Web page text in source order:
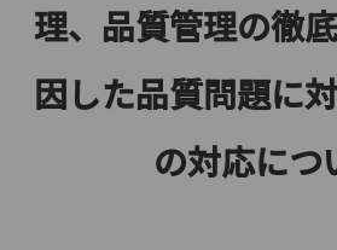
理、品質管理の徹
因した品質問題に
の対応につ